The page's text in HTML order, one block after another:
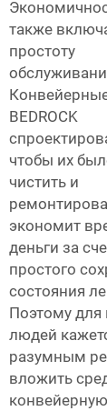
также
простоту
BEDROCK
чтобы их
чистить и
экономит
деньги за
простого
состояния
Поэтому для
людей
разумным
вложить